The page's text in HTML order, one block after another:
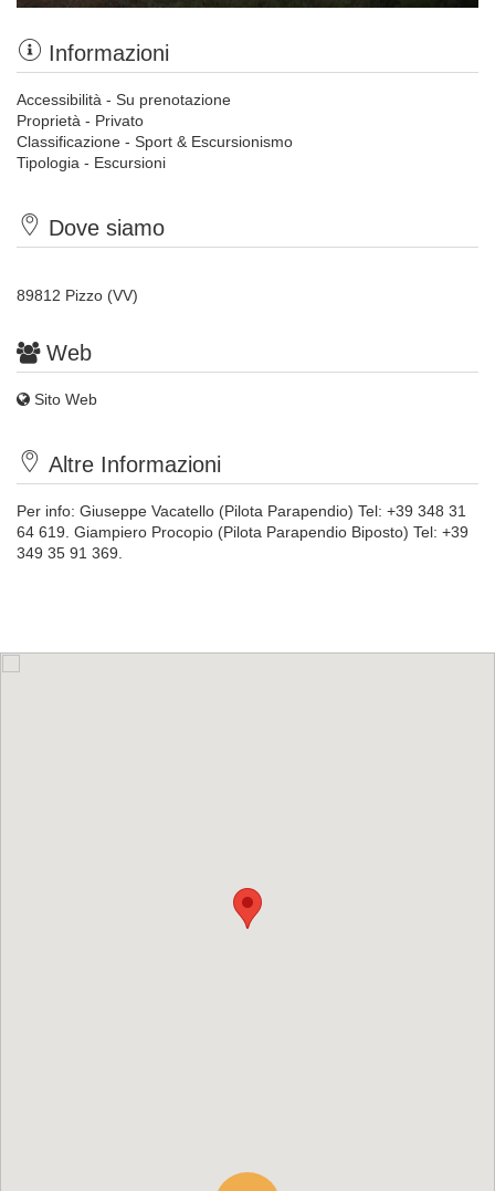
Informazioni
Accessibilità - Su prenotazione
Proprietà - Privato
Classificazione - Sport & Escursionismo
Tipologia - Escursioni
Dove siamo
89812 Pizzo (VV)
Web
Sito Web
Altre Informazioni
Per info: Giuseppe Vacatello (Pilota Parapendio) Tel: +39 348 31
64 619. Giampiero Procopio (Pilota Parapendio Biposto) Tel: +39
349 35 91 369.